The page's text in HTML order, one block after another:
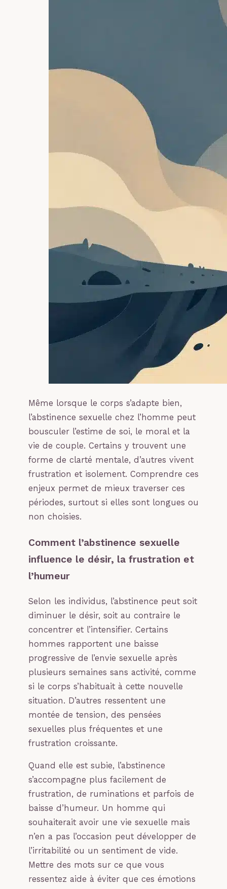
Même lorsque le corps s’adapte bien,
l’abstinence sexuelle chez l’homme peut
bousculer l’estime de soi, le moral et la
vie de couple. Certains y trouvent une
forme de clarté mentale, d’autres vivent
frustration et isolement. Comprendre ces
enjeux permet de mieux traverser ces
périodes, surtout si elles sont longues ou
non choisies.
Comment l’abstinence sexuelle
influence le désir, la frustration et
l’humeur
Selon les individus, l’abstinence peut soit
diminuer le désir, soit au contraire le
concentrer et l’intensifier. Certains
hommes rapportent une baisse
progressive de l’envie sexuelle après
plusieurs semaines sans activité, comme
si le corps s’habituait à cette nouvelle
situation. D’autres ressentent une
montée de tension, des pensées
sexuelles plus fréquentes et une
frustration croissante.
Quand elle est subie, l’abstinence
s’accompagne plus facilement de
frustration, de ruminations et parfois de
baisse d’humeur. Un homme qui
souhaiterait avoir une vie sexuelle mais
n’en a pas l’occasion peut développer de
l’irritabilité ou un sentiment de vide.
Mettre des mots sur ce que vous
ressentez aide à éviter que ces émotions